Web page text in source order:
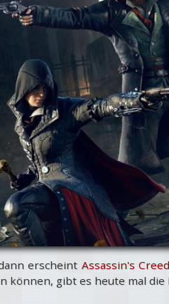
erscheint Assassin's
können, gibt es heute mal die